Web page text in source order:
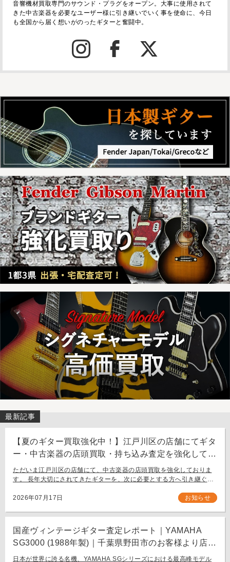
音響機材買取専門のサウンド・プラグをオープン。大事に使用されて
きた中古楽器を必要なユーザー様に引き継いでいく事を使命に、今日
も全国から届く想いがのったギターと奮闘中。
最新記事
【夏のギター買取強化中！】江戸川区の店舗にてギタ
ー・中古楽器の店頭買取・持ち込み査定を強化してお
ります。
ただいま江戸川区の店舗にて、中古楽器の店頭買取を強化しておりま
す。 長年大切にされてきたギターを、次に必要とする方へ引き継ぐお
ち込み査定も大歓迎です。
2026年07月17日 お知らせ
国産ヴィンテージギター査定レポート｜YAMAHA
SG3000 (1988年製)｜千葉県野田市のお客様より店舗
にて買取
日本が世界に誇る名機、YAMAHA SGシリーズにおける最高峰モデル